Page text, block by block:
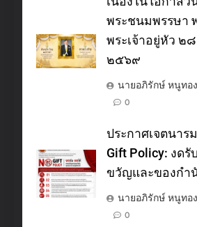
พระชนมพรรษา
พระเจ้าอยู่หัว ๒
๒๕๖๙
นายอภิรักษ์ หนูทอง
0
ประกาศเจตนา
Gift Policy: งดรั
ขวัญและของกำ
นายอภิรักษ์ หนูทอง
0